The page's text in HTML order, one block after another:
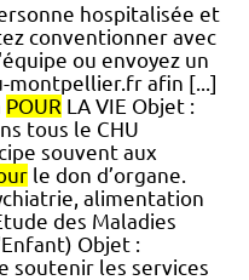
hospitalisée et
conventionner avec
ou envoyez un
montpellier.fr afin [...]
POUR LA VIE Objet :
tous le CHU
souvent aux
le don d’organe.
alimentation
des Maladies
Objet :
soutenir les services